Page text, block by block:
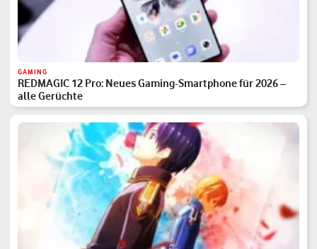
GAMING
REDMAGIC 12 Pro: Neues Gaming-Smartphone für 2026 –
alle Gerüchte